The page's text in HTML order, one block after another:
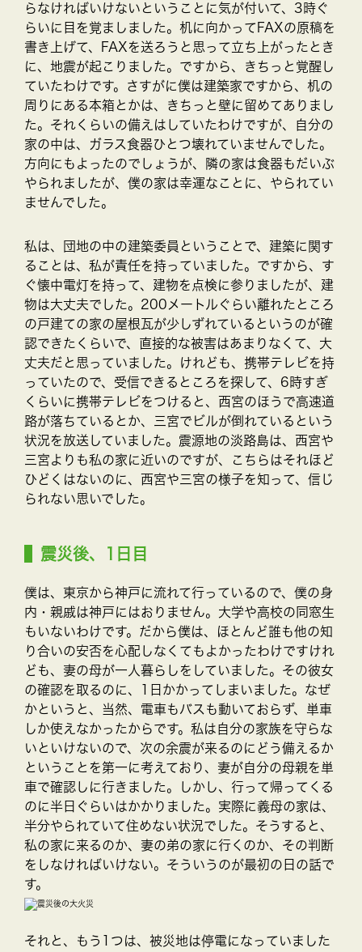
らなければいけないということに気が付いて、3時ぐ
らいに目を覚ましました。机に向かってFAXの原稿を
書き上げて、FAXを送ろうと思って立ち上がったとき
に、地震が起こりました。ですから、きちっと覚醒し
ていたわけです。さすがに僕は建築家ですから、机の
周りにある本箱とかは、きちっと壁に留めてありまし
た。それくらいの備えはしていたわけですが、自分の
家の中は、ガラス食器ひとつ壊れていませんでした。
方向にもよったのでしょうが、隣の家は食器もだいぶ
やられましたが、僕の家は幸運なことに、やられてい
ませんでした。
私は、団地の中の建築委員ということで、建築に関す
ることは、私が責任を持っていました。ですから、す
ぐ懐中電灯を持って、建物を点検に参りましたが、建
物は大丈夫でした。200メートルぐらい離れたところ
の戸建ての家の屋根瓦が少しずれているというのが確
認できたくらいで、直接的な被害はあまりなくて、大
丈夫だと思っていました。けれども、携帯テレビを持
っていたので、受信できるところを探して、6時すぎ
くらいに携帯テレビをつけると、西宮のほうで高速道
路が落ちているとか、三宮でビルが倒れているという
状況を放送していました。震源地の淡路島は、西宮や
三宮よりも私の家に近いのですが、こちらはそれほど
ひどくはないのに、西宮や三宮の様子を知って、信じ
られない思いでした。
震災後、1日目
僕は、東京から神戸に流れて行っているので、僕の身
内・親戚は神戸にはおりません。大学や高校の同窓生
もいないわけです。だから僕は、ほとんど誰も他の知
り合いの安否を心配しなくてもよかったわけですけれ
ども、妻の母が一人暮らしをしていました。その彼女
の確認を取るのに、1日かかってしまいました。なぜ
かというと、当然、電車もバスも動いておらず、単車
しか使えなかったからです。私は自分の家族を守らな
いといけないので、次の余震が来るのにどう備えるか
ということを第一に考えており、妻が自分の母親を単
車で確認しに行きました。しかし、行って帰ってくる
のに半日ぐらいはかかりました。実際に義母の家は、
半分やられていて住めない状況でした。そうすると、
私の家に来るのか、妻の弟の家に行くのか、その判断
をしなければいけない。そういうのが最初の日の話で
す。
それと、もう1つは、被災地は停電になっていました